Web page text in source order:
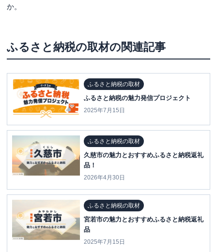
か。
ふるさと納税の取材の関連記事
ふるさと納税の取材
ふるさと納税の魅力発信プロジェクト
2025年7月15日
ふるさと納税の取材
久慈市の魅力とおすすめふるさと納税返礼
品！
2026年4月30日
ふるさと納税の取材
宮若市の魅力とおすすめふるさと納税返礼
品
2025年7月15日